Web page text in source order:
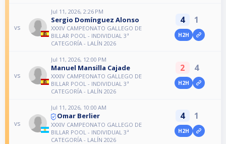
vs
Jul 11, 2026, 2:26 PM
Sergio Domínguez Alonso
XXXIV CAMPEONATO GALLEGO DE
BILLAR POOL - INDIVIDUAL 3ª
CATEGORÍA - LALÍN 2026
4 1
H2H
vs
Jul 11, 2026, 12:00 PM
Manuel Mansilla Cajade
XXXIV CAMPEONATO GALLEGO DE
BILLAR POOL - INDIVIDUAL 3ª
CATEGORÍA - LALÍN 2026
2 4
H2H
vs
Jul 11, 2026, 10:00 AM
Omar Berlier
XXXIV CAMPEONATO GALLEGO DE
BILLAR POOL - INDIVIDUAL 3ª
CATEGORÍA - LALÍN 2026
4 1
H2H